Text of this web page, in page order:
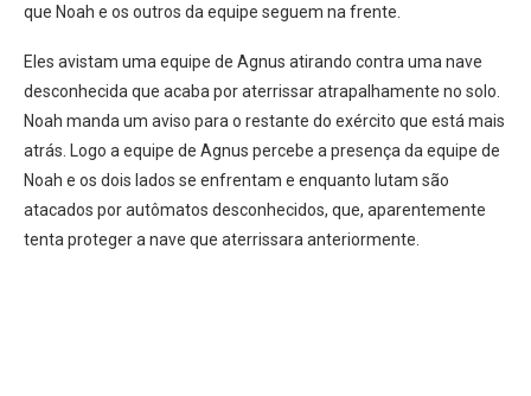
que Noah e os outros da equipe seguem na frente.
Eles avistam uma equipe de Agnus atirando contra uma nave
desconhecida que acaba por aterrissar atrapalhamente no solo.
Noah manda um aviso para o restante do exército que está mais
atrás. Logo a equipe de Agnus percebe a presença da equipe de
Noah e os dois lados se enfrentam e enquanto lutam são
atacados por autômatos desconhecidos, que, aparentemente
tenta proteger a nave que aterrissara anteriormente.